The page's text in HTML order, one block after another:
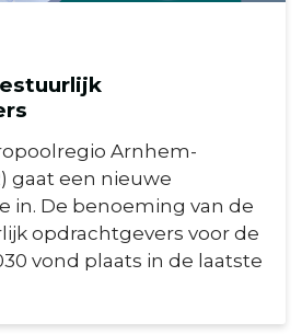
Arnhem-
gaat een nieuwe
in. De benoeming van de
opdrachtgevers voor de
vond plaats in de laatste